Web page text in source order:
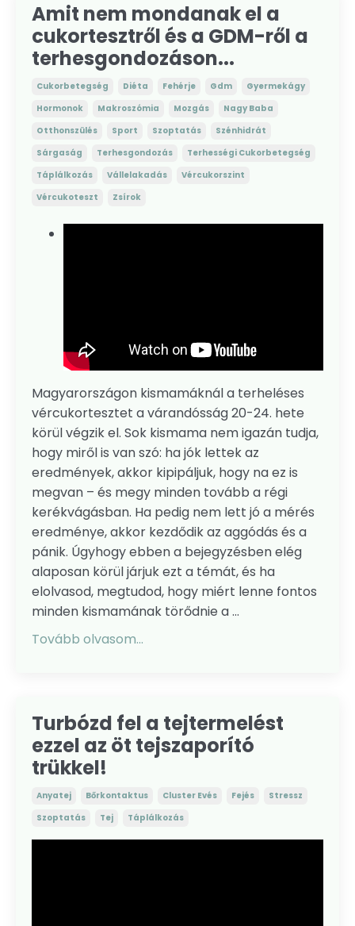
Amit nem mondanak el a
cukortesztről és a GDM-ről a
terhesgondozáson...
Cukorbetegség Diéta Fehérje Gdm
Gyermekágy
Hormonok
Makroszómia Mozgás
Nagy Baba
Otthonszülés
Sport Szoptatás
Szénhidrát
Sárgaság
Terhesgondozás
Terhességi Cukorbetegség
Táplálkozás
Vállelakadás
Vércukorszint
Vércukoteszt
Zsírok
Magyarországon kismamáknál a terheléses
vércukortesztet a várandósság 20-24. hete
körül végzik el. Sok kismama nem igazán tudja,
hogy miről is van szó: ha jók lettek az
eredmények, akkor kipipáljuk, hogy na ez is
megvan – és megy minden tovább a régi
kerékvágásban. Ha pedig nem lett jó a mérés
eredménye, akkor kezdődik az aggódás és a
pánik. Úgyhogy ebben a bejegyzésben elég
alaposan körül járjuk ezt a témát, és ha
elolvasod, megtudod, hogy miért lenne fontos
minden kismamának törődnie a ...
Tovább olvasom...
Turbózd fel a tejtermelést
ezzel az öt tejszaporító
trükkel!
Anyatej Bőrkontaktus Cluster Evés Fejés
Stressz
Szoptatás
Tej Táplálkozás